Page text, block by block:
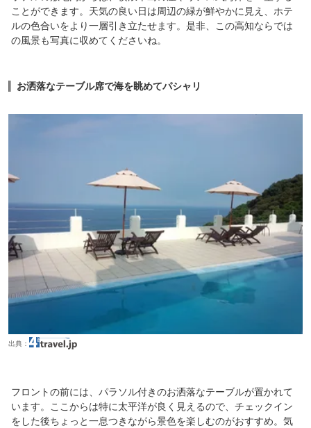
ことができます。天気の良い日は周辺の緑が鮮やかに見え、ホテ
ルの色合いをより一層引き立たせます。是非、この高知ならでは
の風景も写真に収めてくださいね。
お洒落なテーブル席で海を眺めてパシャリ
出典：
フロントの前には、パラソル付きのお洒落なテーブルが置かれて
います。ここからは特に太平洋が良く見えるので、チェックイン
をした後ちょっと一息つきながら景色を楽しむのがおすすめ。気